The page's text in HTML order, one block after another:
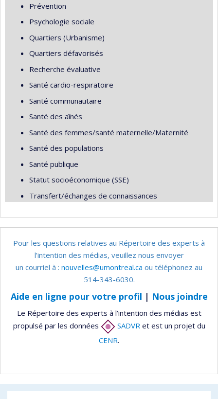
Prévention
Psychologie sociale
Quartiers (Urbanisme)
Quartiers défavorisés
Recherche évaluative
Santé cardio-respiratoire
Santé communautaire
Santé des aînés
Santé des femmes/santé maternelle/Maternité
Santé des populations
Santé publique
Statut socioéconomique (SSE)
Transfert/échanges de connaissances
Pour les questions relatives au Répertoire des experts à
l’intention des médias, veuillez nous envoyer
un courriel à : nouvelles@umontreal.ca ou téléphonez au
514-343-6030.
Aide en ligne pour votre profil | Nous joindre
Le Répertoire des experts à l’intention des médias est
propulsé par les données
SADVRet est un projet du
CENR.